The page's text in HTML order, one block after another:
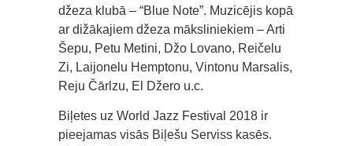
džeza klubā – “Blue Note”. Muzicējis kopā
ar dižākajiem džeza māksliniekiem – Arti
Šepu, Petu Metini, Džo Lovano, Reičelu
Zi, Laijonelu Hemptonu, Vintonu Marsalis,
Reju Čārlzu, El Džero u.c.
Biļetes uz World Jazz Festival 2018 ir
pieejamas visās Biļešu Serviss kasēs.